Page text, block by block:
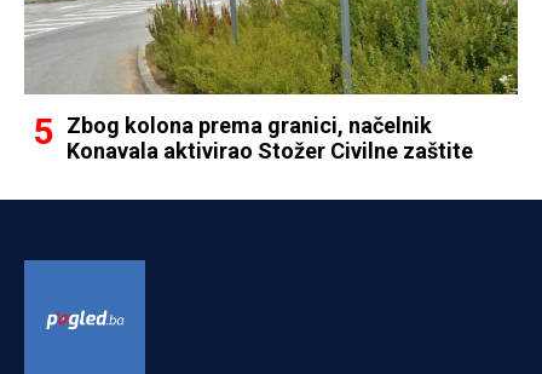
Zbog kolona prema granici, načelnik
Konavala aktivirao Stožer Civilne zaštite